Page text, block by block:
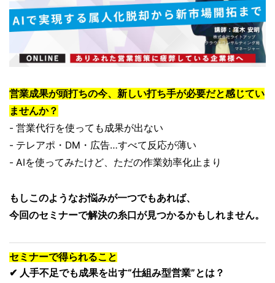
営業成果が頭打ちの今、新しい打ち手が必要だと感じてい
ませんか？
- 営業代行を使っても成果が出ない
- テレアポ・DM・広告…すべて反応が薄い
- AIを使ってみたけど、ただの作業効率化止まり
もしこのようなお悩みが一つでもあれば、
今回のセミナーで解決の糸口が見つかるかもしれません。
セミナーで得られること
✔ 人手不足でも成果を出す“仕組み型営業”とは？